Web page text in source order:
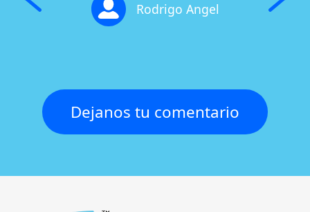
Rodrigo Angel
Dejanos tu comentario